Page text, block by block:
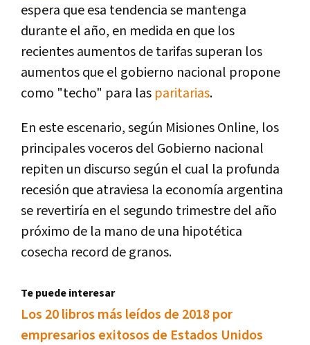
espera que esa tendencia se mantenga
durante el año, en medida en que los
recientes aumentos de tarifas superan los
aumentos que el gobierno nacional propone
como "techo" para las paritarias.
En este escenario, según Misiones Online, los
principales voceros del Gobierno nacional
repiten un discurso según el cual la profunda
recesión que atraviesa la economía argentina
se revertiría en el segundo trimestre del año
próximo de la mano de una hipotética
cosecha record de granos.
Te puede interesar
Los 20 libros más leídos de 2018 por
empresarios exitosos de Estados Unidos